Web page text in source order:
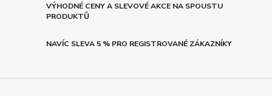
VÝHODNÉ CENY A SLEVOVÉ AKCE NA SPOUSTU
PRODUKTŮ
NAVÍC SLEVA 5 % PRO REGISTROVANÉ ZÁKAZNÍKY